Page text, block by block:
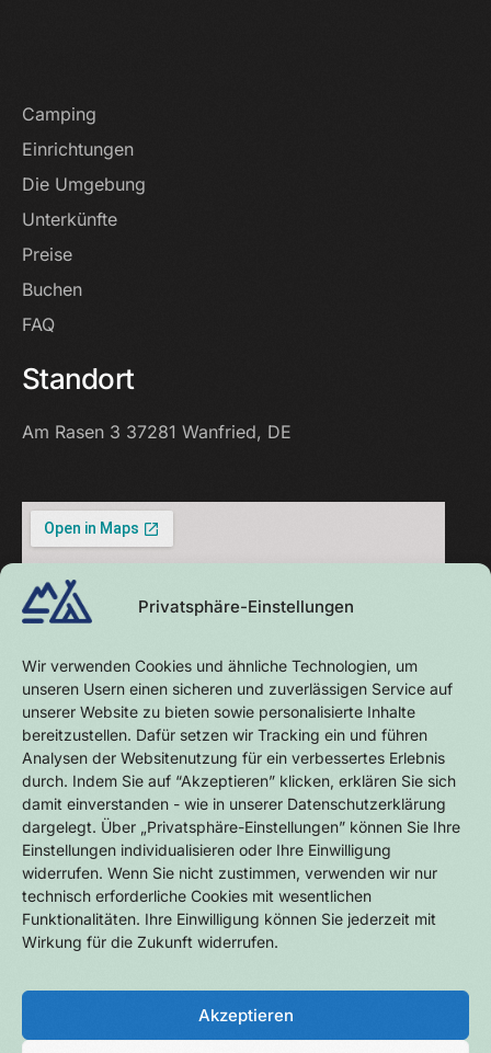
Privatsphäre-Einstellungen
Wir verwenden Cookies und ähnliche Technologien, um
unseren Usern einen sicheren und zuverlässigen Service auf
unserer Website zu bieten sowie personalisierte Inhalte
bereitzustellen. Dafür setzen wir Tracking ein und führen
Analysen der Websitenutzung für ein verbessertes Erlebnis
durch. Indem Sie auf “Akzeptieren” klicken, erklären Sie sich
damit einverstanden - wie in unserer Datenschutzerklärung
dargelegt. Über „Privatsphäre-Einstellungen” können Sie Ihre
Einstellungen individualisieren oder Ihre Einwilligung
widerrufen. Wenn Sie nicht zustimmen, verwenden wir nur
technisch erforderliche Cookies mit wesentlichen
Funktionalitäten. Ihre Einwilligung können Sie jederzeit mit
Wirkung für die Zukunft widerrufen.
Akzeptieren
Camping
Einrichtungen
Die Umgebung
Unterkünfte
Preise
Buchen
FAQ
Standort
Am Rasen 3 37281 Wanfried, DE
Follow on: